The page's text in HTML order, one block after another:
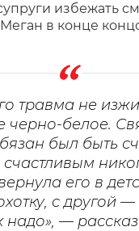
избежать
в конце
травма не
черно-белое.
был быть
счастливым
его в
с другой
надо», —